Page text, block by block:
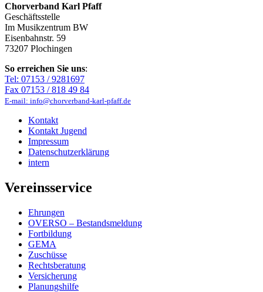
Chorverband Karl Pfaff
Geschäftsstelle
Im Musikzentrum BW
Eisenbahnstr. 59
73207 Plochingen
So erreichen Sie uns:
Tel: 07153 / 9281697
Fax 07153 / 818 49 84
E-mail: info@chorverband-karl-pfaff.de
Kontakt
Kontakt Jugend
Impressum
Datenschutzerklärung
intern
Vereinsservice
Ehrungen
OVERSO – Bestandsmeldung
Fortbildung
GEMA
Zuschüsse
Rechtsberatung
Versicherung
Planungshilfe